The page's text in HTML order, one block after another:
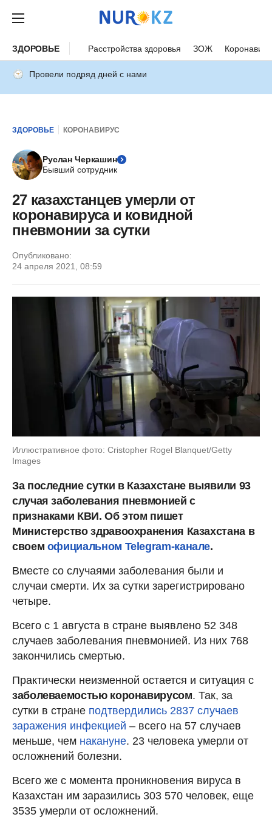
ЗДОРОВЬЕ Расстройства здоровья ЗОЖ
Провели подряд дней с нами
ЗДОРОВЬЕ КОРОНАВИРУС
Руслан Черкашин
Бывший сотрудник
27 казахстанцев умерли от
коронавируса и ковидной
пневмонии за сутки
Опубликовано:
24 апреля 2021, 08:59
Иллюстративное фото: Cristopher Rogel Blanquet/Getty
Images
За последние сутки в Казахстане выявили 93
случая заболевания пневмонией с
признаками КВИ. Об этом пишет
Министерство здравоохранения Казахстана в
своем официальном Telegram-канале.
Вместе со случаями заболевания были и
случаи смерти. Их за сутки зарегистрировано
четыре.
Всего с 1 августа в стране выявлено 52 348
случаев заболевания пневмонией. Из них 768
закончились смертью.
Практически неизменной остается и ситуация с
заболеваемостью коронавирусом. Так, за
сутки в стране подтвердились 2837 случаев
заражения инфекцией – всего на 57 случаев
меньше, чем накануне. 23 человека умерли от
осложнений болезни.
Всего же с момента проникновения вируса в
Казахстан им заразились 303 570 человек, еще
3535 умерли от осложнений.